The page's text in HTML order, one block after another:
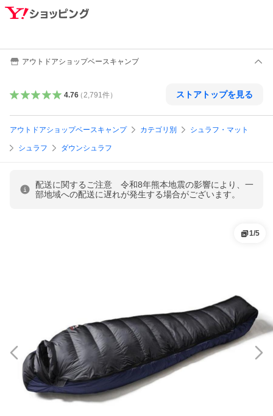
アウトドアショップベースキャンプ
4.76（ 2,791件） ストアトップを見る
アウトドアショップベースキャンプ カテゴリ別 シュラフ・マット
シュラフ ダウンシュラフ
配送に関するご注意 令和8年熊本地震の影響により、一
部地域への配送に遅れが発生する場合がございます。
1/5